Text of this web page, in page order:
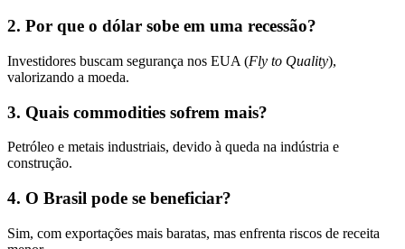
2. Por que o dólar sobe em uma recessão?
Investidores buscam segurança nos EUA (Fly to Quality),
valorizando a moeda.
3. Quais commodities sofrem mais?
Petróleo e metais industriais, devido à queda na indústria e
construção.
4. O Brasil pode se beneficiar?
Sim, com exportações mais baratas, mas enfrenta riscos de receita